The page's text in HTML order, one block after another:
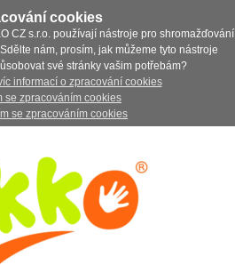
cookies
CZ s.r.o. používají nástroje pro shromažďování
nám, prosím, jak můžeme tyto nástroje
své stránky vašim potřebám?
informací o zpracování cookies
se zpracováním cookies
se zpracováním cookies